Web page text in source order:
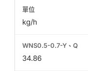
kg/h
34.86